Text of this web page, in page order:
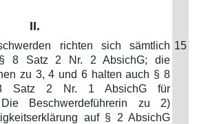
II.
richten sich sämtlich
§ 8 Satz 2 Nr. 2 AbsichG; die
zu 3, 4 und 6 halten auch § 8
2 Nr. 1 AbsichG für
Die Beschwerdeführerin zu 2)
auf § 2 AbsichG
15